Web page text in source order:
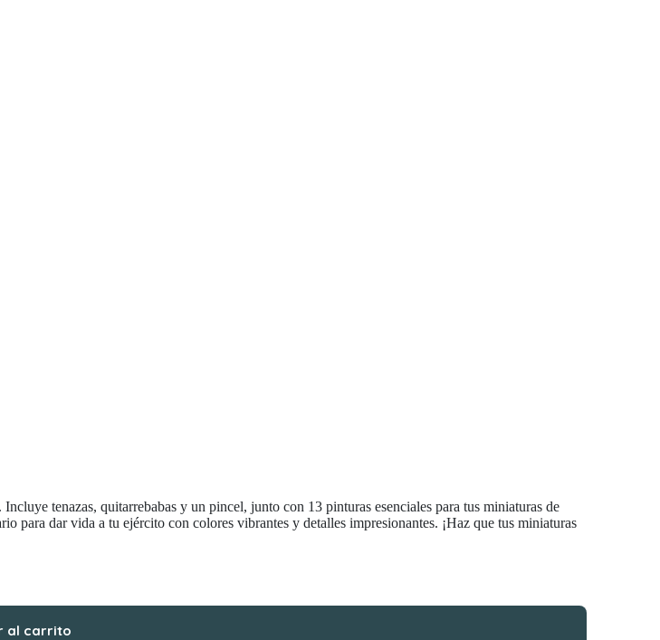
tenazas, quitarrebabas y un pincel, junto con 13 pinturas esenciales para tus miniaturas de
para dar vida a tu ejército con colores vibrantes y detalles impresionantes. ¡Haz que tus miniaturas
al carrito